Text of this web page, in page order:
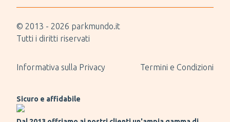
© 2013 - 2026 parkmundo.it
Tutti i diritti riservati
Informativa sulla Privacy Termini e Condizioni
Sicuro e affidabile